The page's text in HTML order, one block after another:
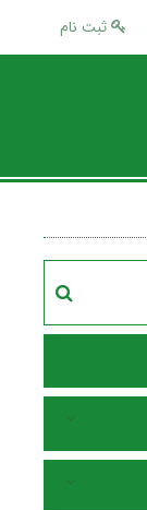
ثبت نام